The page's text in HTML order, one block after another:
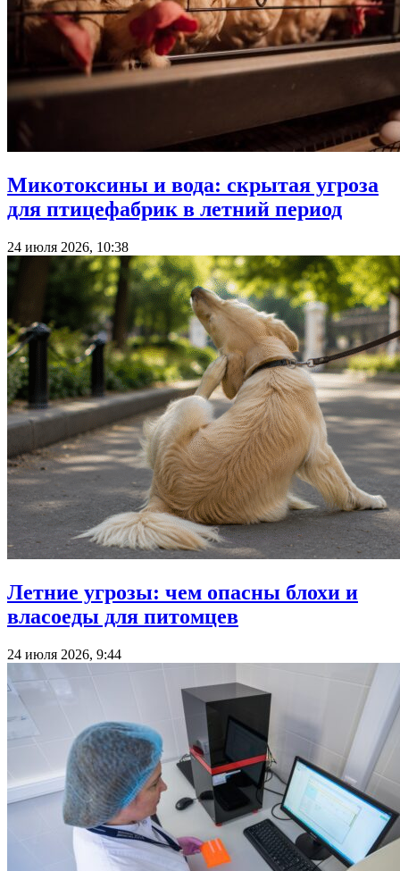
Микотоксины и вода: скрытая угроза
для птицефабрик в летний период
24 июля 2026, 10:38
Летние угрозы: чем опасны блохи и
власоеды для питомцев
24 июля 2026, 9:44